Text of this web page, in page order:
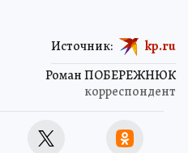
Роман ПОБЕРЕЖНЮК
корреспондент
Источник: kp.ru